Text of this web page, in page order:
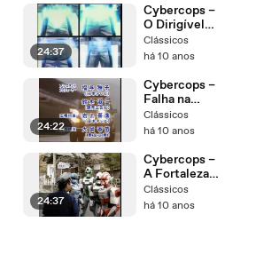
24:37
Cybercops –
O Dirigível
Bomba ep28
Clássicos
há 10 anos
24:22
Cybercops –
Falha na
Unidade
Cyber ep27
Clássicos
há 10 anos
24:37
Cybercops –
A Fortaleza
Inimiga ep26
Clássicos
há 10 anos